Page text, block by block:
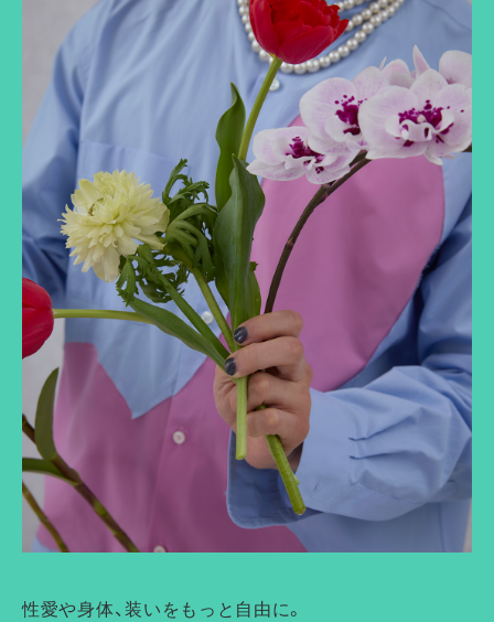
性愛や身体、装いをもっと自由に。